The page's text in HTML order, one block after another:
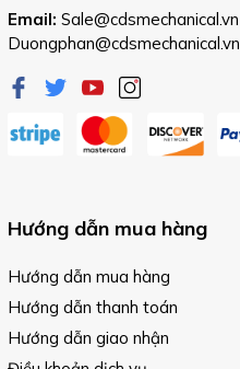
Email: Sale@cdsmechanical.vn
Duongphan@cdsmechanical.vn
Hướng dẫn mua hàng
Hướng dẫn mua hàng
Hướng dẫn thanh toán
Hướng dẫn giao nhận